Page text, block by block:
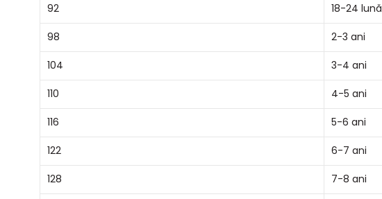
92 18-24 lună
98 2-3 ani
104 3-4 ani
110 4-5 ani
116 5-6 ani
122 6-7 ani
128 7-8 ani